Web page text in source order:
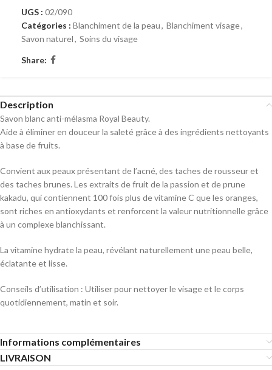
UGS : 02/090
Catégories : Blanchiment de la peau, Blanchiment visage,
Savon naturel, Soins du visage
Share:
Description
Savon blanc anti-mélasma Royal Beauty.
Aide à éliminer en douceur la saleté grâce à des ingrédients nettoyants
à base de fruits.
Convient aux peaux présentant de l’acné, des taches de rousseur et
des taches brunes. Les extraits de fruit de la passion et de prune
kakadu, qui contiennent 100 fois plus de vitamine C que les oranges,
sont riches en antioxydants et renforcent la valeur nutritionnelle grâce
à un complexe blanchissant.
La vitamine hydrate la peau, révélant naturellement une peau belle,
éclatante et lisse.
Conseils d’utilisation : Utiliser pour nettoyer le visage et le corps
quotidiennement, matin et soir.
Informations complémentaires
LIVRAISON